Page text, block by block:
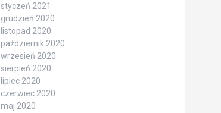
styczeń 2021
grudzień 2020
listopad 2020
październik 2020
wrzesień 2020
sierpień 2020
lipiec 2020
czerwiec 2020
maj 2020